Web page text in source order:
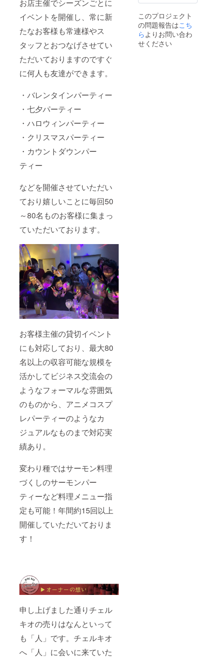
お店主催でシーズンごとに
イベントを開催し、常に新
たなお客様も常連様やス
タッフとおつなげさせてい
ただいておりますのですぐ
に何人も友達ができます。
・バレンタインパーティー
・七夕パーティー
・ハロウィンパーティー
・クリスマスパーティー
・カウントダウンパー
ティー
などを開催させていただい
ており嬉しいことに毎回50
～80名ものお客様に集まっ
ていただいております。
お客様主催の貸切イベント
にも対応しており、最大80
名以上の収容可能な規模を
活かしてビジネス交流会の
ようなフォーマルな雰囲気
のものから、アニメコスプ
レパーティーのようなカ
ジュアルなものまで対応実
績あり。
変わり種ではサーモン料理
づくしのサーモンパー
ティーなど料理メニュー指
定も可能！年間約15回以上
開催していただいておりま
す！
申し上げました通りチェル
キオの売りはなんといって
も「人」です。チェルキオ
へ「人」に会いに来ていた
内容な
どはお
受けで
きませ
ん。
2022年
1月頃か
ら1年間
有効に
なりま
ていた
だきま
す。
このプロジェクト
の問題報告はこち
らよりお問い合わ
せください